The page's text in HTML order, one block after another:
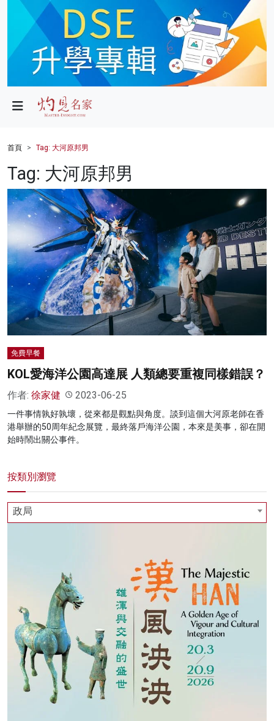
政局
財經
健康
商業
科技
影片
名家榜
灼見活動
首頁 Tag: 大河原邦男
Tag: 大河原邦男
免費早餐
KOL愛海洋公園高達展 人類總要重複同樣錯誤？
作者: 徐家健 2023-06-25
一件事情孰好孰壞，從來都是觀點與角度。談到這個大河原老師在香
港舉辦的50周年紀念展覽，最終落戶海洋公園，本來是美事，卻在開
始時鬧出關公事件。
按類別瀏覽
政局